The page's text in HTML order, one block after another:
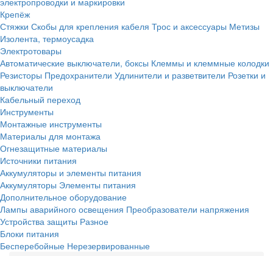
Крепёж
Стяжки Скобы для крепления кабеля Трос и аксессуары Метизы
Изолента, термоусадка
Электротовары
Автоматические выключатели, боксы Клеммы и клеммные колодки
Резисторы Предохранители Удлинители и разветвители Розетки и
выключатели
Кабельный переход
Инструменты
Монтажные инструменты
Материалы для монтажа
Огнезащитные материалы
Источники питания
Аккумуляторы и элементы питания
Аккумуляторы Элементы питания
Дополнительное оборудование
Лампы аварийного освещения Преобразователи напряжения
Устройства защиты Разное
Блоки питания
Бесперебойные Нерезервированные